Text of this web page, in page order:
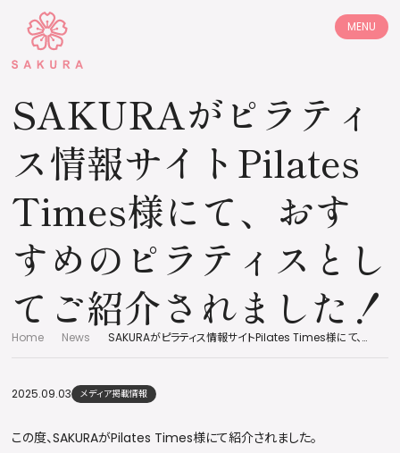
SAKURAがピラティ
ス情報サイトPilates
Times様にて、おす
すめのピラティスとし
てご紹介されました！
Home News SAKURAがピラティス情報サイトPilates Times様にて、おすすめのピラティスとしてご紹介されました！
2025.09.03 メディア掲載情報
この度、SAKURAがPilates Times様にて紹介されました。
MENU
店舗情報
体験レッスン
ご利用料金
お客様の声
よくあるご質問
採用情報
加盟店募集
コラム